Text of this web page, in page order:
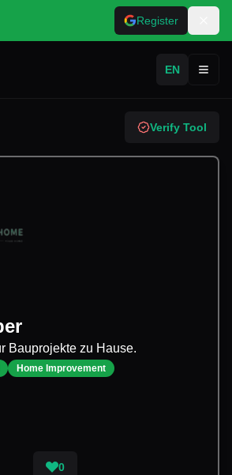
Register
EN
Verify Tool
Bauprojekte zu Hause.
Home Improvement
0